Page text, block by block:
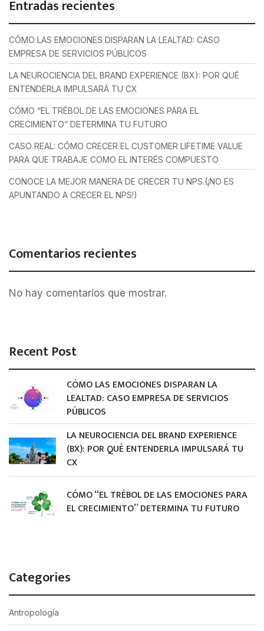
Entradas recientes
CÓMO LAS EMOCIONES DISPARAN LA LEALTAD: CASO
EMPRESA DE SERVICIOS PÚBLICOS
LA NEUROCIENCIA DEL BRAND EXPERIENCE (BX): POR QUÉ
ENTENDERLA IMPULSARÁ TU CX
CÓMO “EL TRÉBOL DE LAS EMOCIONES PARA EL
CRECIMIENTO” DETERMINA TU FUTURO
CASO REAL: CÓMO CRECER EL CUSTOMER LIFETIME VALUE
PARA QUE TRABAJE COMO EL INTERÉS COMPUESTO
CONOCE LA MEJOR MANERA DE CRECER TU NPS.(¡NO ES
APUNTANDO A CRECER EL NPS!)
Comentarios recientes
No hay comentarios que mostrar.
Recent Post
CÓMO LAS EMOCIONES DISPARAN LA
LEALTAD: CASO EMPRESA DE SERVICIOS
PÚBLICOS
LA NEUROCIENCIA DEL BRAND EXPERIENCE
(BX): POR QUÉ ENTENDERLA IMPULSARÁ TU
CX
CÓMO “EL TRÉBOL DE LAS EMOCIONES PARA
EL CRECIMIENTO” DETERMINA TU FUTURO
Categories
Antropología